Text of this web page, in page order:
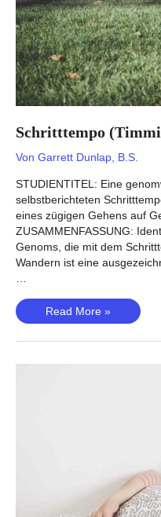
Schritttempo
Von Garrett Dunlap, B.S.
STUDIENTITEL: Eine
selbstberichteten
eines zügigen Gehens auf
ZUSAMMENFASSUNG:
Genoms, die mit dem
Wandern ist eine
Schritttempo
(Timmins,
2020)
Read More »